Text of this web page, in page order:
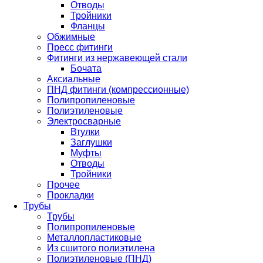
Отводы
Тройники
Фланцы
Обжимные
Пресс фитинги
Фитинги из нержавеющей стали
Бочата
Аксиальные
ПНД фитинги (компрессионные)
Полипропиленовые
Полиэтиленовые
Электросварные
Втулки
Заглушки
Муфты
Отводы
Тройники
Прочее
Прокладки
Трубы
Трубы
Полипропиленовые
Металлопластиковые
Из сшитого полиэтилена
Полиэтиленовые (ПНД)